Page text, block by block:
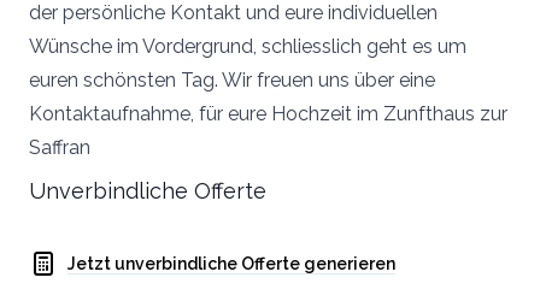
der persönliche Kontakt und eure individuellen
Wünsche im Vordergrund, schliesslich geht es um
euren schönsten Tag. Wir freuen uns über eine
Kontaktaufnahme, für eure Hochzeit im Zunfthaus zur
Saffran
Unverbindliche Offerte
Jetzt unverbindliche Offerte generieren